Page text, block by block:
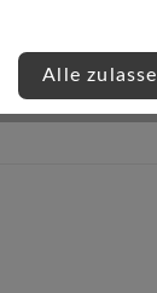
Alle